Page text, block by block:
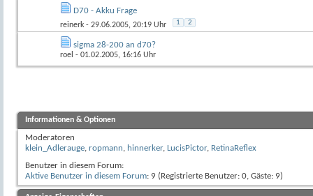
D70 - Akku Frage
reinerk - 29.06.2005, 20:19 Uhr 1 2
sigma 28-200 an d70?
roel - 01.02.2005, 16:16 Uhr
Informationen & Optionen
Moderatoren
klein_Adlerauge, ropmann, hinnerker, LucisPictor, RetinaReflex
Benutzer in diesem Forum:
Aktive Benutzer in diesem Forum: 9 (Registrierte Benutzer: 0, Gäste: 9)